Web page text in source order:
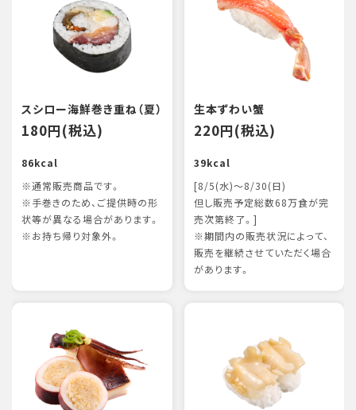
スシロー海鮮巻き重ね（夏）
180円(税込)
86kcal
※通常販売商品です。
※手巻きのため、ご提供時の形
状等が異なる場合があります。
※お持ち帰り対象外。
生本ずわい蟹
220円(税込)
39kcal
[8/5(水)～8/30(日)
但し販売予定総数68万食が完
売次第終了。]
※期間内の販売状況によって、
販売を継続させていただく場合
があります。